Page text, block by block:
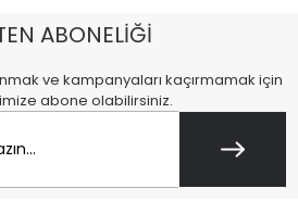
ABONELİĞİ
ve kampanyaları kaçırmamak için
abone olabilirsiniz.